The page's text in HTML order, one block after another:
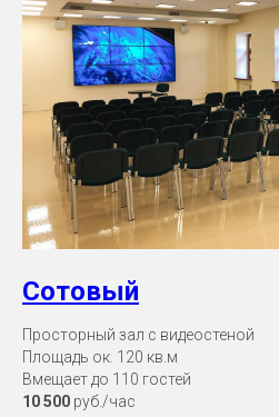
Сотовый
Просторный зал с видеостеной
Площадь ок. 120 кв.м
Вмещает до 110 гостей
10 500 руб./час